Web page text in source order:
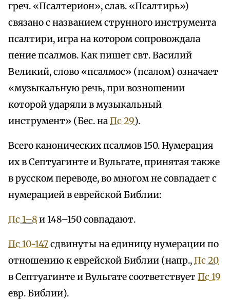
греч. «Псалтерион», слав. «Псалтирь»)
связано с названием струнного инструмента
псалтири, игра на котором сопровождала
пение псалмов. Как пишет свт. Василий
Великий, слово «псалмос» (псалом) означает
«музыкальную речь, при возношении
которой ударяли в музыкальный
инструмент» (Бес. наПс 29).
Всего канонических псалмов 150. Нумерация
их в Септуагинте и Вульгате, принятая также
в русском переводе, во многом не совпадает с
нумерацией в еврейской Библии:
Пс 1–8и 148–150 совпадают.
Пс 10-147сдвинуты на единицу нумерации по
отношению к еврейской Библии (напр.,Пс 20
в Септуагинте и Вульгате соответствуетПс 19
евр. Библии).